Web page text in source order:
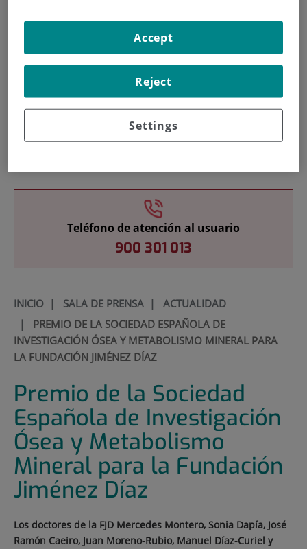
Investigación
Teléfono de atención al usuario
900 301 013
INICIO| SALA DE PRENSA| ACTUALIDAD
| PREMIO DE LA SOCIEDAD ESPAÑOLA DE
INVESTIGACIÓN ÓSEA Y METABOLISMO MINERAL PARA
LA FUNDACIÓN JIMÉNEZ DÍAZ
Premio de la Sociedad
Española de Investigación
Ósea y Metabolismo
Mineral para la Fundación
Jiménez Díaz
Los doctores de la FJD Mercedes Montero, Sonia Dapía, José
Ramón Caeiro, Juan Moreno-Rubio, Manuel Díaz-Curiel y
Settings
Reject
Accept